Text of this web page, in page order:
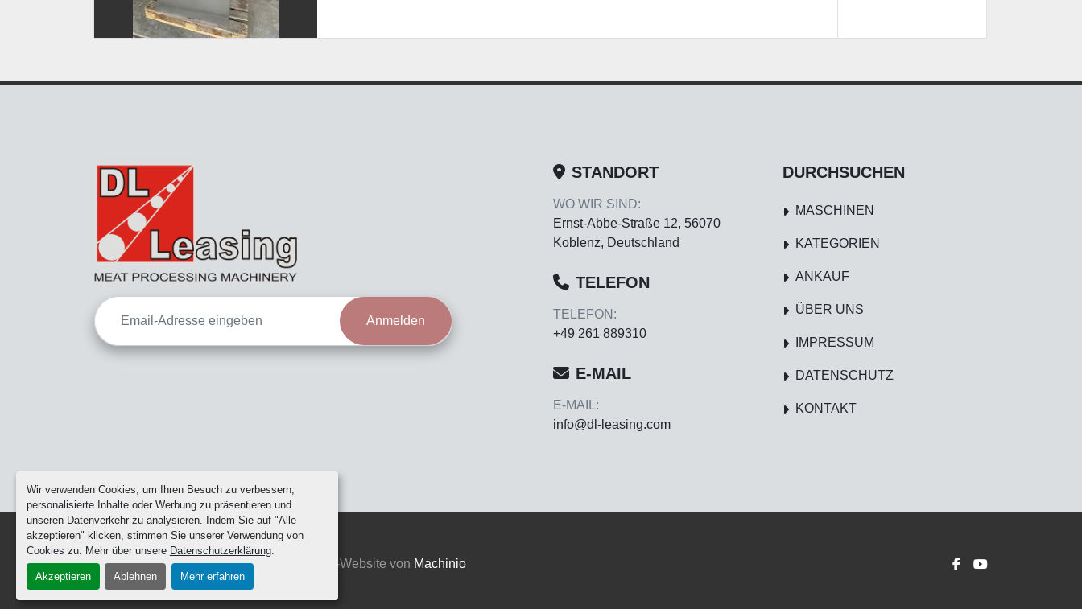
Wir verwenden Cookies, um Ihren Besuch zu verbessern,
personalisierte Inhalte oder Werbung zu präsentieren und
unseren Datenverkehr zu analysieren. Indem Sie auf "Alle
akzeptieren" klicken, stimmen Sie unserer Verwendung von
Cookies zu. Mehr über unsere Datenschutzerklärung.
Akzeptieren Ablehnen Mehr erfahren
Anmelden
STANDORT
WO WIR SIND:
Ernst-Abbe-Straße 12, 56070
Koblenz, Deutschland
TELEFON
TELEFON:
+49 261 889310
E-MAIL
E-MAIL:
info@dl-leasing.com
DURCHSUCHEN
MASCHINEN
KATEGORIEN
ANKAUF
ÜBER UNS
IMPRESSUM
DATENSCHUTZ
KONTAKT
Cookie-Einstellungen Machinio System -Website von Machinio facebookyoutube